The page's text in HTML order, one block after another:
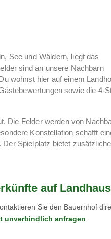
See und Wäldern, liegt das
sind an unsere Nachbarn
wohnst hier auf einem
sowie die 4-
Die Felder werden von
Konstellation schafft
Spielplatz bietet
Erholung, ganzjährig
zum Großen Alpsee,
auf
Sie den Bauernhof
unverbindlich anfragen